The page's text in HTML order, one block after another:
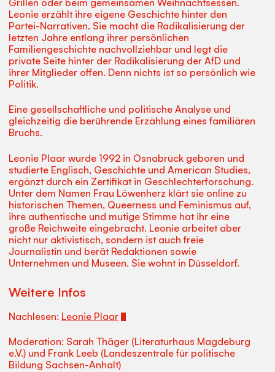
Grillen oder beim gemeinsamen Weihnachtsessen.
Leonie erzählt ihre eigene Geschichte hinter den
Partei-Narrativen. Sie macht die Radikalisierung der
letzten Jahre entlang ihrer persönlichen
Familiengeschichte nachvollziehbar und legt die
private Seite hinter der Radikalisierung der AfD und
ihrer Mitglieder offen. Denn nichts ist so persönlich wie
Politik.
Eine gesellschaftliche und politische Analyse und
gleichzeitig die berührende Erzählung eines familiären
Bruchs.
Leonie Plaar wurde 1992 in Osnabrück geboren und
studierte Englisch, Geschichte und American Studies,
ergänzt durch ein Zertifikat in Geschlechterforschung.
Unter dem Namen Frau Löwenherz klärt sie online zu
historischen Themen, Queerness und Feminismus auf,
ihre authentische und mutige Stimme hat ihr eine
große Reichweite eingebracht. Leonie arbeitet aber
nicht nur aktivistisch, sondern ist auch freie
Journalistin und berät Redaktionen sowie
Unternehmen und Museen. Sie wohnt in Düsseldorf.
Weitere Infos
Nachlesen: Leonie Plaar
Moderation: Sarah Thäger (Literaturhaus Magdeburg
e.V.) und Frank Leeb (Landeszentrale für politische
Bildung Sachsen-Anhalt)